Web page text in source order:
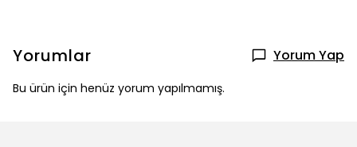
Yorumlar Yorum Yap
Bu ürün için henüz yorum yapılmamış.